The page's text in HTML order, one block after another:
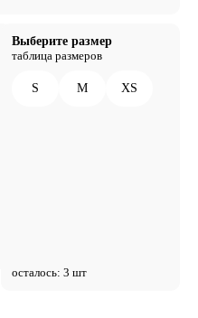
Выберите размер
таблица размеров
S M XS
осталось: 3 шт